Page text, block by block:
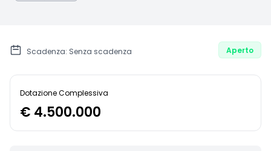
Scadenza: Senza scadenza Aperto
Dotazione Complessiva
€ 4.500.000